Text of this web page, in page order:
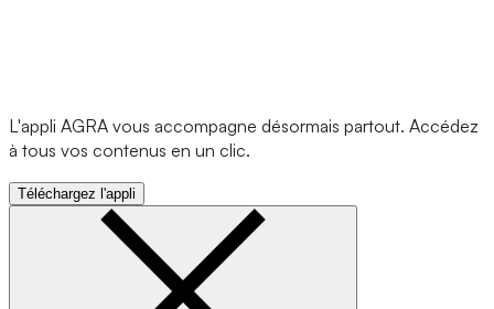
L'appli AGRA vous accompagne désormais partout. Accédez
à tous vos contenus en un clic.
Téléchargez l'appli